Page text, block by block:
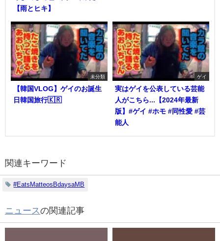
【雨とヒキ】
未分類
【韓国VLOG】ゲイのお誕生
日韓国旅行🇰🇷
ゲイ
実はゲイを公表している芸能
人がこちら...【2024年最新
版】#ゲイ #ホモ #同性愛 #芸
能人
関連キーワード
#EatsMatteosBdaysaMB
ニュースの関連記事